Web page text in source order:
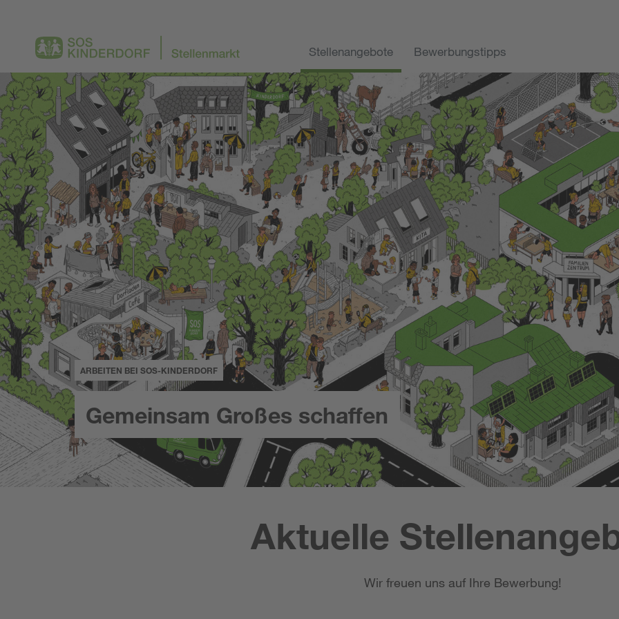
Stellenangebote Bewerbungstipps
ARBEITEN BEI SOS-KINDERDORF
Gemeinsam Großes schaffen
Aktuelle
Wir freuen uns auf Ihre Bewerbung!